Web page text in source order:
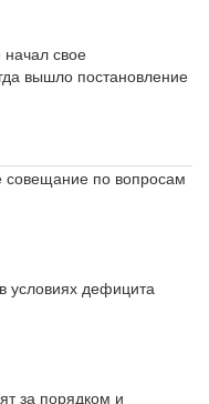
свое
вышло постановление